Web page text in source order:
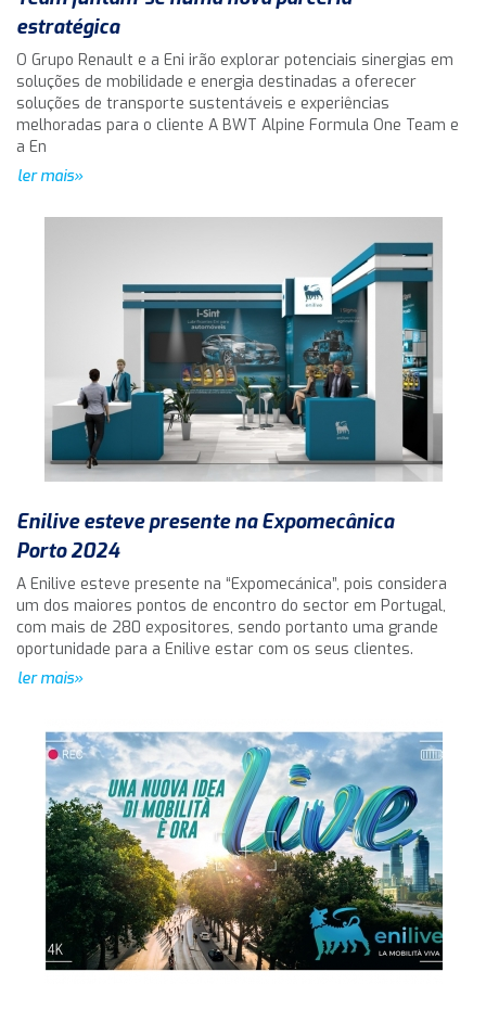
estratégica
O Grupo Renault e a Eni irão explorar potenciais sinergias em
soluções de mobilidade e energia destinadas a oferecer
soluções de transporte sustentáveis e experiências
melhoradas para o cliente A BWT Alpine Formula One Team e
a En
ler mais»
Enilive esteve presente na Expomecânica
Porto 2024
A Enilive esteve presente na “Expomecánica”, pois considera
um dos maiores pontos de encontro do sector em Portugal,
com mais de 280 expositores, sendo portanto uma grande
oportunidade para a Enilive estar com os seus clientes.
ler mais»